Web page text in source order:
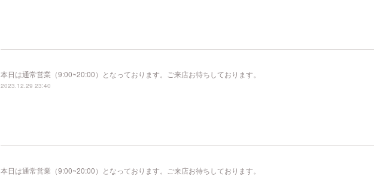
本日は通常営業（9:00~20:00）となっております。ご来店お待ちしております。
2023.12.29 23:40
本日は通常営業（9:00~20:00）となっております。ご来店お待ちしております。